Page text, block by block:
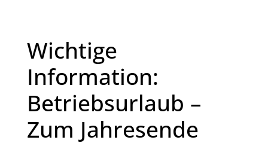
Wichtige
Information:
Betriebsurlaub –
Zum Jahresende